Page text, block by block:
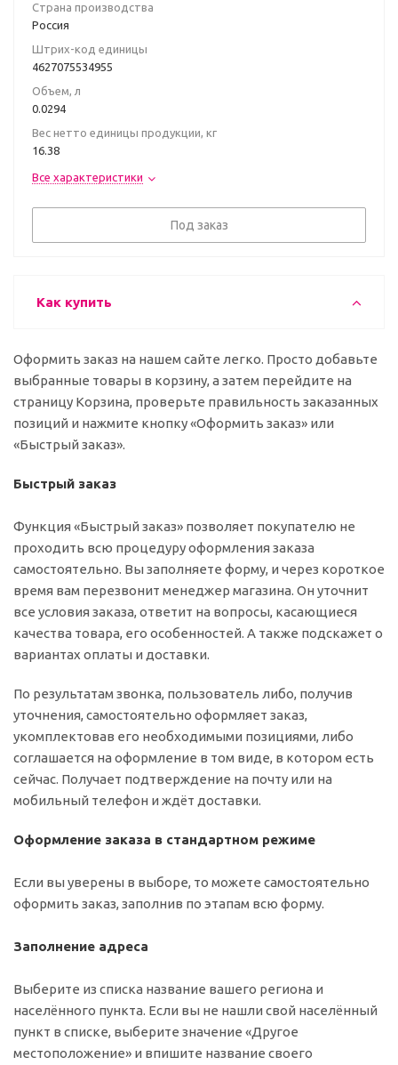
Страна производства
Poccия
Штрих-код единицы
4627075534955
Объем, л
0.0294
Вес нетто единицы продукции, кг
16.38
Все характеристики
Под заказ
Как купить
Оформить заказ на нашем сайте легко. Просто добавьте
выбранные товары в корзину, а затем перейдите на
страницу Корзина, проверьте правильность заказанных
позиций и нажмите кнопку «Оформить заказ» или
«Быстрый заказ».
Быстрый заказ
Функция «Быстрый заказ» позволяет покупателю не
проходить всю процедуру оформления заказа
самостоятельно. Вы заполняете форму, и через короткое
время вам перезвонит менеджер магазина. Он уточнит
все условия заказа, ответит на вопросы, касающиеся
качества товара, его особенностей. А также подскажет о
вариантах оплаты и доставки.
По результатам звонка, пользователь либо, получив
уточнения, самостоятельно оформляет заказ,
укомплектовав его необходимыми позициями, либо
соглашается на оформление в том виде, в котором есть
сейчас. Получает подтверждение на почту или на
мобильный телефон и ждёт доставки.
Оформление заказа в стандартном режиме
Если вы уверены в выборе, то можете самостоятельно
оформить заказ, заполнив по этапам всю форму.
Заполнение адреса
Выберите из списка название вашего региона и
населённого пункта. Если вы не нашли свой населённый
пункт в списке, выберите значение «Другое
местоположение» и впишите название своего